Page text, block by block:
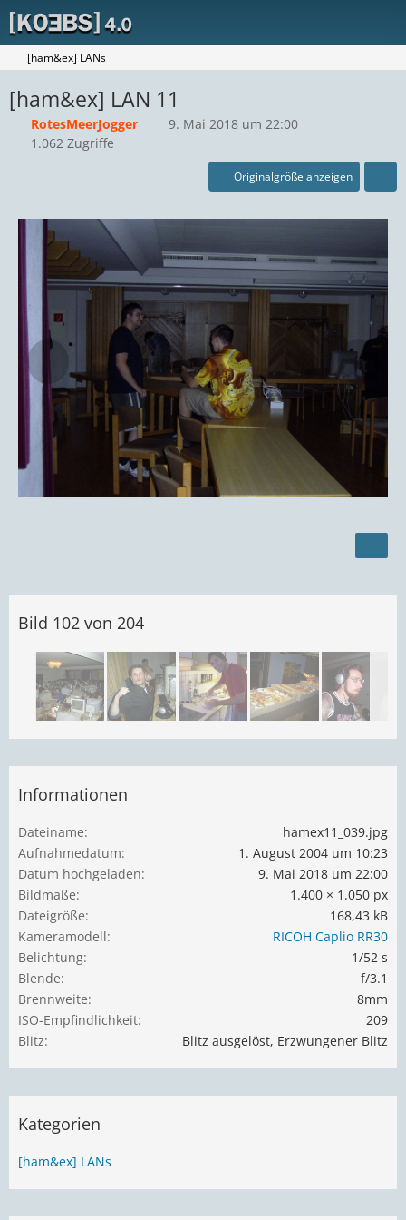
[ham&ex] LANs
[ham&ex] LAN 11
RotesMeerJogger
9. Mai 2018 um 22:00
1.062 Zugriffe
Originalgröße anzeigen
Bild 102 von 204
Informationen
Dateiname
hamex11_039.jpg
Aufnahmedatum
1. August 2004 um 10:23
Datum hochgeladen
9. Mai 2018 um 22:00
Bildmaße
1.400 × 1.050 px
Dateigröße
168,43 kB
Kameramodell
RICOH Caplio RR30
Belichtung
1/52 s
Blende
f/3.1
Brennweite
8mm
ISO-Empfindlichkeit
209
Blitz
Blitz ausgelöst, Erzwungener Blitz
Kategorien
[ham&ex] LANs